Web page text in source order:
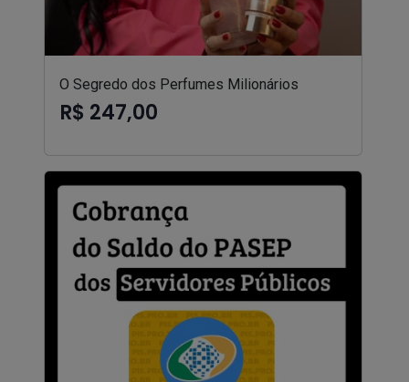
O Segredo dos Perfumes Milionários
R$ 247,00